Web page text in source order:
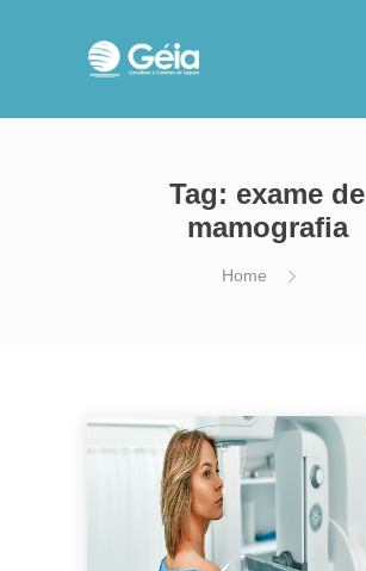
Tag: exame de
mamografia
Home